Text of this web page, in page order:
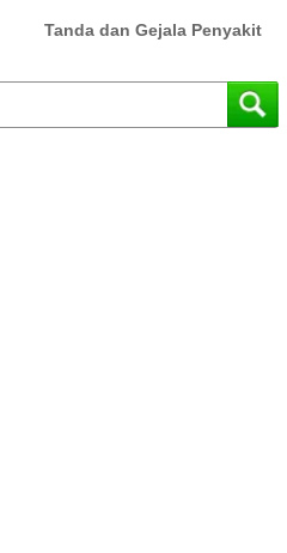
Tanda dan Gejala Penyakit